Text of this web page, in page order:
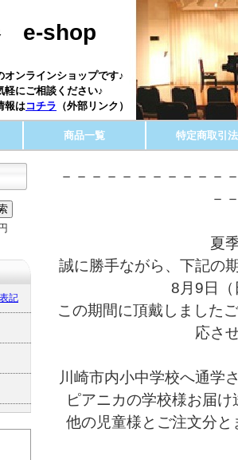
e-shop
オンラインショップです♪
軽にご相談ください♪
報はコチラ （外部リンク）
商品一覧 特定商取引法
－－－－－－－－－－－
－
夏
誠に勝手ながら、下記の
8月9日（
この期間に頂戴しました
応さ
川崎市内小中学校へ通学
ピアニカの学校様お届
他の児童様とご注文分
円
記